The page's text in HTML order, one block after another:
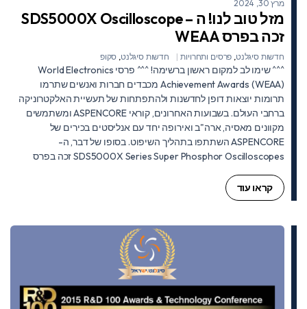
מרץ 30, 2024
מזל טוב לנו! ה – SDS5000X Oscilloscope
זכה בפרס WEAA
חדשות סיגלנט, פרסים ותחרויות חדשות סיגלנט, סקופ
^^^ שימו לב למקום ראשון ברשימה! ^^^ פרסי World Electronics
Achievement Awards (WEAA) מכבדים חברות ואנשים שתרמו
תרומות יוצאות דופן לחדשנות ולהתפתחות של תעשיית האלקטרוניקה
ברחבי העולם. בשבועות האחרונים, קוראי ASPENCORE ומשתמשים
מקוונים מאסיה, ארה"ב ואירופה יחד עם אנליסטים בכירים של
ASPENCORE השתתפו בתהליך השיפוט. בסופו של דבר, ה-
SDS5000X Series Super Phosphor Oscilloscopes זכה בפרס
קראו עוד